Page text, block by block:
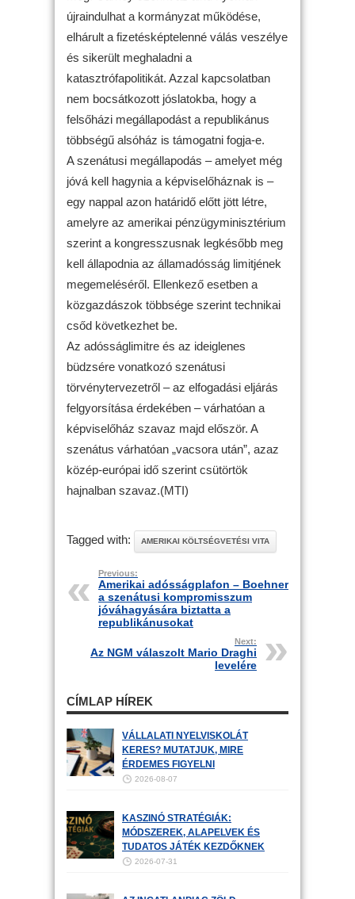
újraindulhat a kormányzat működése,
elhárult a fizetésképtelenné válás veszélye
és sikerült meghaladni a
katasztrófapolitikát. Azzal kapcsolatban
nem bocsátkozott jóslatokba, hogy a
felsőházi megállapodást a republikánus
többségű alsóház is támogatni fogja-e.
A szenátusi megállapodás – amelyet még
jóvá kell hagynia a képviselőháznak is –
egy nappal azon határidő előtt jött létre,
amelyre az amerikai pénzügyminisztérium
szerint a kongresszusnak legkésőbb meg
kell állapodnia az államadósság limitjének
megemeléséről. Ellenkező esetben a
közgazdászok többsége szerint technikai
csőd következhet be.
Az adósságlimitre és az ideiglenes
büdzsére vonatkozó szenátusi
törvénytervezetről – az elfogadási eljárás
felgyorsítása érdekében – várhatóan a
képviselőház szavaz majd először. A
szenátus várhatóan „vacsora után”, azaz
közép-európai idő szerint csütörtök
hajnalban szavaz.(MTI)
Tagged with: AMERIKAI KÖLTSÉGVETÉSI VITA
Previous:
Amerikai adósságplafon – Boehner
a szenátusi kompromisszum
jóváhagyására biztatta a
republikánusokat
Next:
Az NGM válaszolt Mario Draghi
levelére
CÍMLAP HÍREK
VÁLLALATI NYELVISKOLÁT
KERES? MUTATJUK, MIRE
ÉRDEMES FIGYELNI
2026-08-07
KASZINÓ STRATÉGIÁK:
MÓDSZEREK, ALAPELVEK ÉS
TUDATOS JÁTÉK KEZDŐKNEK
2026-07-31